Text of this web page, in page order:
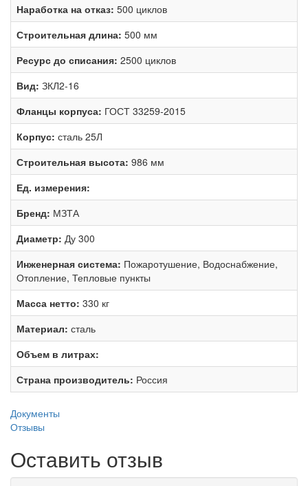
Наработка на отказ: 500 циклов
Строительная длина: 500 мм
Ресурс до списания: 2500 циклов
Вид: ЗКЛ2-16
Фланцы корпуса: ГОСТ 33259-2015
Корпус: сталь 25Л
Строительная высота: 986 мм
Ед. измерения:
Бренд: МЗТА
Диаметр: Ду 300
Инженерная система: Пожаротушение, Водоснабжение,
Отопление, Тепловые пункты
Масса нетто: 330 кг
Материал: сталь
Объем в литрах:
Страна производитель: Россия
Документы
Отзывы
Оставить отзыв